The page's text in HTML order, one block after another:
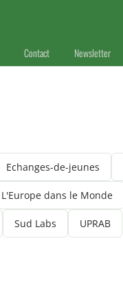
Contact Newsletter
Echanges-de-jeunes
L'Europe dans le Monde
Sud Labs UPRAB